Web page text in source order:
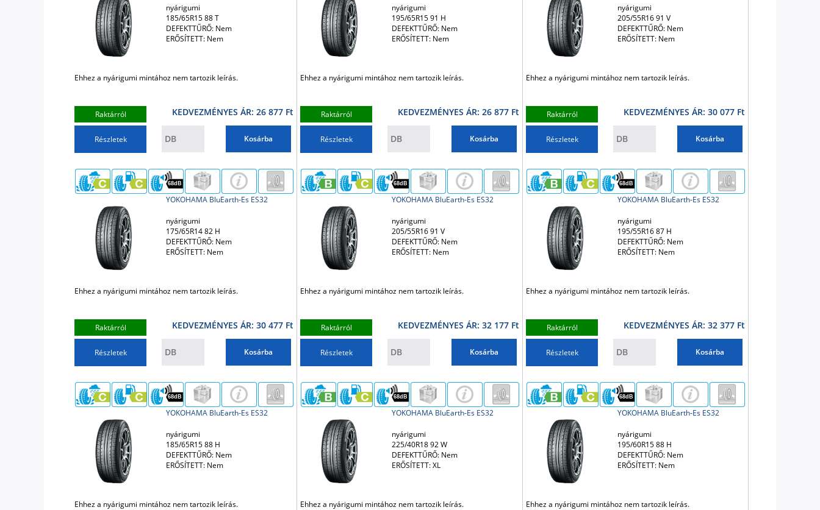
nyárigumi
185/65R15 88 T
DEFEKTTŰRŐ: Nem
ERŐSÍTETT: Nem
Ehhez a nyárigumi mintához nem tartozik leírás.
Raktárról KEDVEZMÉNYES ÁR: 26 877 Ft
Részletek Kosárba
nyárigumi
195/65R15 91 H
DEFEKTTŰRŐ: Nem
ERŐSÍTETT: Nem
Ehhez a nyárigumi mintához nem tartozik leírás.
Raktárról KEDVEZMÉNYES ÁR: 26 877 Ft
Részletek Kosárba
nyárigumi
205/55R16 91 V
DEFEKTTŰRŐ: Nem
ERŐSÍTETT: Nem
Ehhez a nyárigumi mintához nem tartozik leírás.
Raktárról KEDVEZMÉNYES ÁR: 30 077 Ft
Részletek Kosárba
68dB
YOKOHAMA BluEarth-Es ES32
nyárigumi
175/65R14 82 H
DEFEKTTŰRŐ: Nem
ERŐSÍTETT: Nem
Ehhez a nyárigumi mintához nem tartozik leírás.
Raktárról KEDVEZMÉNYES ÁR: 30 477 Ft
Részletek Kosárba
68dB
YOKOHAMA BluEarth-Es ES32
nyárigumi
205/55R16 91 V
DEFEKTTŰRŐ: Nem
ERŐSÍTETT: Nem
Ehhez a nyárigumi mintához nem tartozik leírás.
Raktárról KEDVEZMÉNYES ÁR: 32 177 Ft
Részletek Kosárba
68dB
YOKOHAMA BluEarth-Es ES32
nyárigumi
195/55R16 87 H
DEFEKTTŰRŐ: Nem
ERŐSÍTETT: Nem
Ehhez a nyárigumi mintához nem tartozik leírás.
Raktárról KEDVEZMÉNYES ÁR: 32 377 Ft
Részletek Kosárba
68dB
YOKOHAMA BluEarth-Es ES32
nyárigumi
185/65R15 88 H
DEFEKTTŰRŐ: Nem
ERŐSÍTETT: Nem
Ehhez a nyárigumi mintához nem tartozik leírás.
68dB
YOKOHAMA BluEarth-Es ES32
nyárigumi
225/40R18 92 W
DEFEKTTŰRŐ: Nem
ERŐSÍTETT: XL
Ehhez a nyárigumi mintához nem tartozik leírás.
68dB
YOKOHAMA BluEarth-Es ES32
nyárigumi
195/60R15 88 H
DEFEKTTŰRŐ: Nem
ERŐSÍTETT: Nem
Ehhez a nyárigumi mintához nem tartozik leírás.